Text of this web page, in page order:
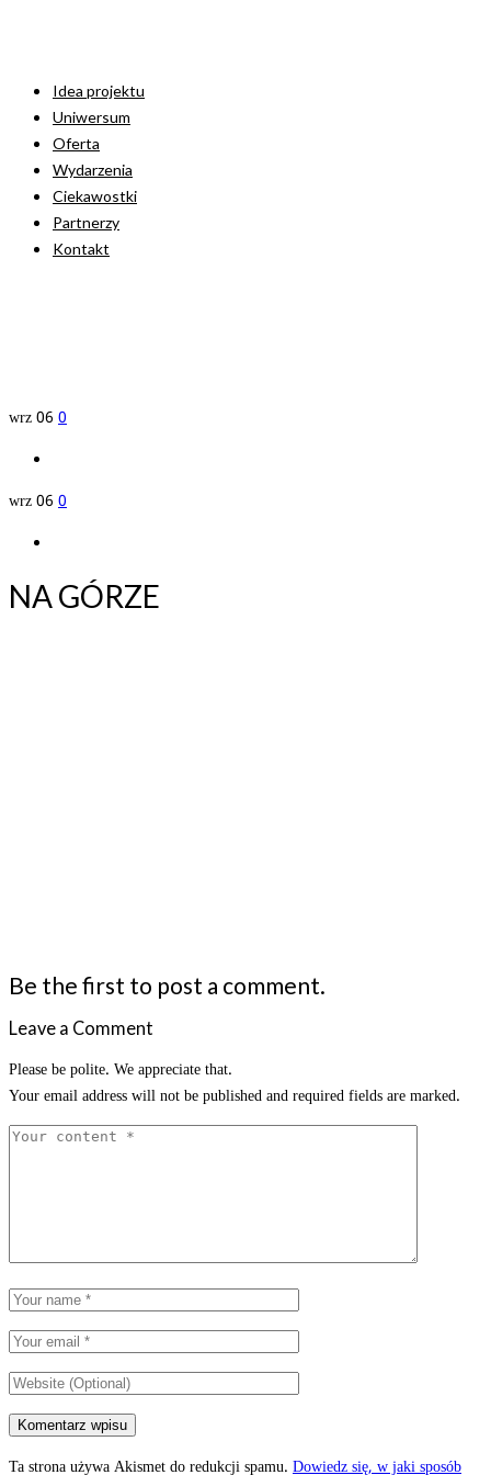
Idea projektu
Uniwersum
Oferta
Wydarzenia
Ciekawostki
Partnerzy
Kontakt
wrz06 0
wrz06 0
NA GÓRZE
Be the first to post a comment.
Leave a Comment
Please be polite. We appreciate that.
Your email address will not be published and required fields are marked.
Ta strona używa Akismet do redukcji spamu. Dowiedz się, w jaki sposób